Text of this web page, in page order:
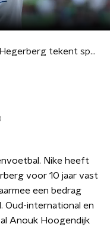
Voetbalster Ada Hegerberg tekent sponsorcontract bij Nike
Nike heeft
voor 10 jaar vast
een bedrag
Oud-international en
Anouk Hoogendijk